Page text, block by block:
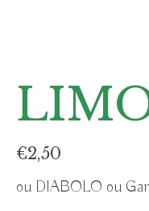
€2,50
ou DIABOLO ou